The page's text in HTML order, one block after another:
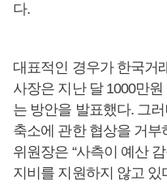
다.
대표적인 경우가 한국거
사장은 지난 달 1000만
는 방안을 발표했다. 그
축소에 관한 협상을 거
위원장은 “사측이 예산
지비를 지원하지 않고 있